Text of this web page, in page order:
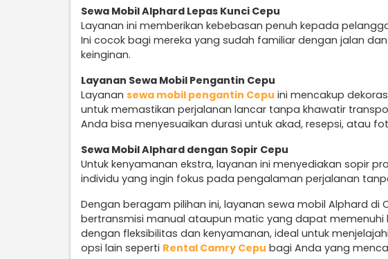
Sewa Mobil Alphard Lepas Kunci Cepu
Layanan ini memberikan kebebasan penuh kepada
Ini cocok bagi mereka yang sudah familiar dengan jalan
keinginan.
Layanan Sewa Mobil Pengantin Cepu
Layanan sewa mobil pengantin Cepu ini mencakup
untuk memastikan perjalanan lancar tanpa khawatir
Anda bisa menyesuaikan durasi untuk akad, resepsi, atau
Sewa Mobil Alphard dengan Sopir Cepu
Untuk kenyamanan ekstra, layanan ini menyediakan sopir
individu yang ingin fokus pada pengalaman perjalanan
Dengan beragam pilihan ini, layanan sewa mobil Alphard di
bertransmisi manual ataupun matic yang dapat
dengan fleksibilitas dan kenyamanan, ideal untuk
opsi lain seperti Rental Camry Cepu bagi Anda yang